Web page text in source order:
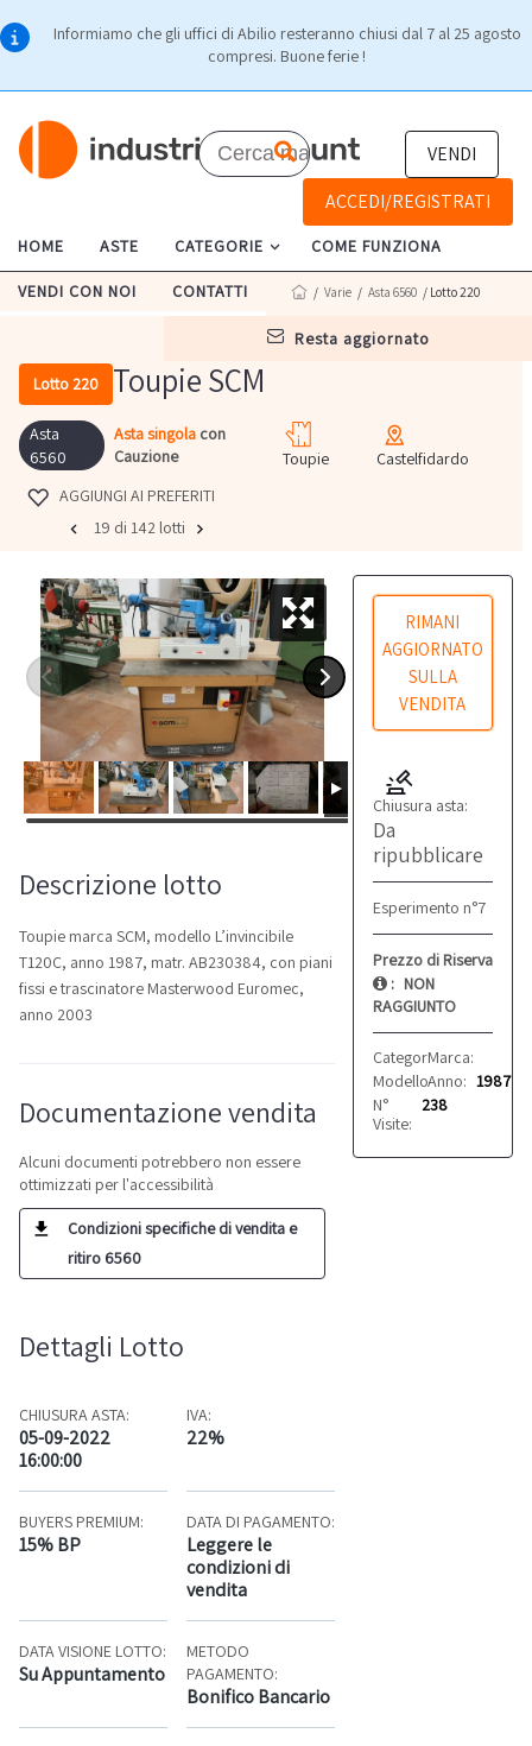
Informiamo che gli uffici di Abilio resteranno chiusi dal 7 al 25 agosto
compresi. Buone ferie !
VENDI
ACCEDI/REGISTRATI
HOME ASTE CATEGORIE COME FUNZIONA
VENDI CON NOI CONTATTI
resta aggiornato
/ Varie / Asta 6560 / Lotto 220
Lotto 220 Toupie SCM
Asta
6560
Asta singola con
Cauzione
Toupie
Castelfidardo
AGGIUNGI AI PREFERITI
19 di 142 lotti
RIMANI
AGGIORNATO
SULLA
VENDITA
Chiusura asta:
Da
ripubblicare
Esperimento n°7
Prezzo di Riserva
: NON
RAGGIUNTO
Categoria: Toupie
Marca:
Modello: L’invincibile
Anno: 1987
N°
Visite:
238
Descrizione lotto
Toupie marca SCM, modello L’invincibile
T120C, anno 1987, matr. AB230384, con piani
fissi e trascinatore Masterwood Euromec,
anno 2003
Documentazione vendita
Alcuni documenti potrebbero non essere
ottimizzati per l'accessibilità
Condizioni specifiche di vendita e
ritiro 6560
Dettagli Lotto
CHIUSURA ASTA:
05-09-2022
16:00:00
IVA:
22%
BUYERS PREMIUM:
15% BP
DATA DI PAGAMENTO:
Leggere le
condizioni di
vendita
DATA VISIONE LOTTO:
Su Appuntamento
METODO
PAGAMENTO:
Bonifico Bancario